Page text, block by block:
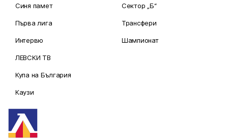
Синя памет
Първа лига
Интервю
ЛЕВСКИ ТВ
Купа на България
Каузи
Сектор „Б“
Трансфери
Шампионат